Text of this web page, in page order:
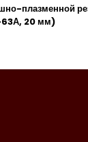
плазменной
20 мм)